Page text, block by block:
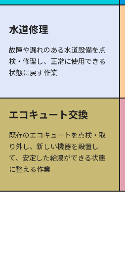
水道修理
故障や漏れのある水道設備を点
検・修理し、正常に使用できる
状態に戻す作業
エコキュート交換
既存のエコキュートを点検・取
り外し、新しい機器を設置し
て、安定した給湯ができる状態
に整える作業